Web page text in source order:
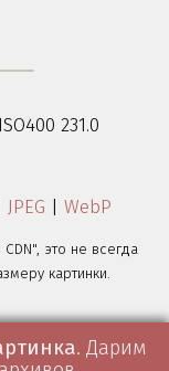
231.0
JPEG | WebP
это не всегда
картинки.
. Дарим